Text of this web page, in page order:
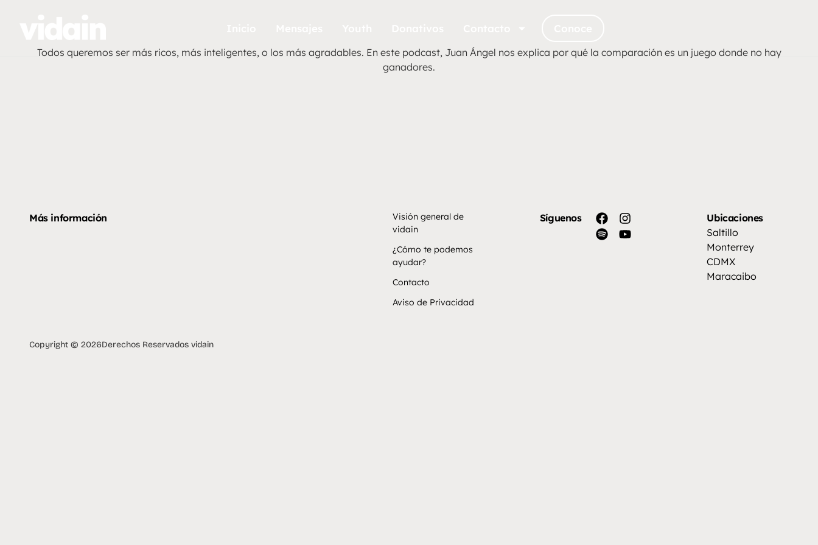
Todos queremos ser más ricos, más inteligentes, o los más agradables. En este podcast, Juan Ángel nos explica por qué la comparación es un juego donde no hay
ganadores.
Más información
Visión general de
vidain
¿Cómo te podemos
ayudar?
Contacto
Aviso de Privacidad
Síguenos
Ubicaciones
Saltillo
Monterrey
CDMX
Maracaibo
Copyright © 2026Derechos Reservados vidain